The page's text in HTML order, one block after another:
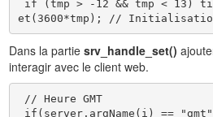
et(3600*tmp); //
Dans la partie srv_handle_set()
interagir avec le client web.
// Heure GMT